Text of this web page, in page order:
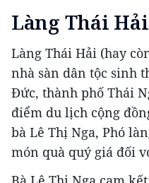
Làng Thái Hải
Làng Thái Hải (hay
nhà sàn dân tộc sinh
Đức, thành phố Thái
điểm du lịch cộng
bà Lê Thị Nga, Phó
món quà quý giá đối